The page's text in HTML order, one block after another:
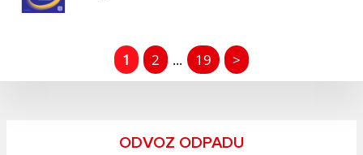
1 2 ... 19 >
ODVOZ ODPADU